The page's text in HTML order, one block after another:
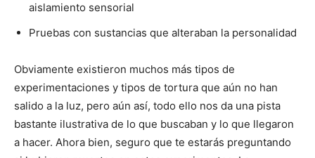
aislamiento sensorial
Pruebas con sustancias que alteraban la personalidad
Obviamente existieron muchos más tipos de
experimentaciones y tipos de tortura que aún no han
salido a la luz, pero aún así, todo ello nos da una pista
bastante ilustrativa de lo que buscaban y lo que llegaron
a hacer. Ahora bien, seguro que te estarás preguntando